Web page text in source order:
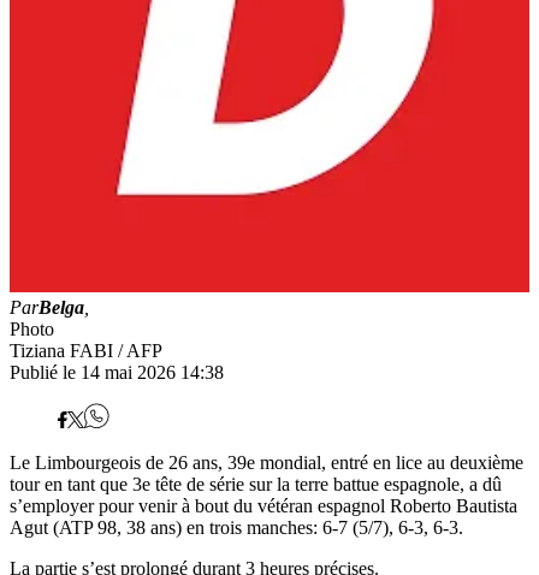
ParBelga
Photo
Tiziana FABI / AFP
Publié le 14 mai 2026 14:38
Le Limbourgeois de 26 ans, 39e mondial, entré en lice au deuxième
tour en tant que 3e tête de série sur la terre battue espagnole, a dû
s’employer pour venir à bout du vétéran espagnol Roberto Bautista
Agut (ATP 98, 38 ans) en trois manches: 6-7 (5/7), 6-3, 6-3.
La partie s’est prolongé durant 3 heures précises.